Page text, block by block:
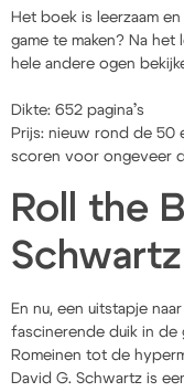
Het boek is leerzaam
game te maken? Na
hele andere ogen
Dikte: 652 pagina’s
Prijs: nieuw rond de 50
scoren voor ongeveer
Roll the
Schwartz
En nu, een uitstapje
fascinerende duik in de
Romeinen tot de
David G. Schwartz is